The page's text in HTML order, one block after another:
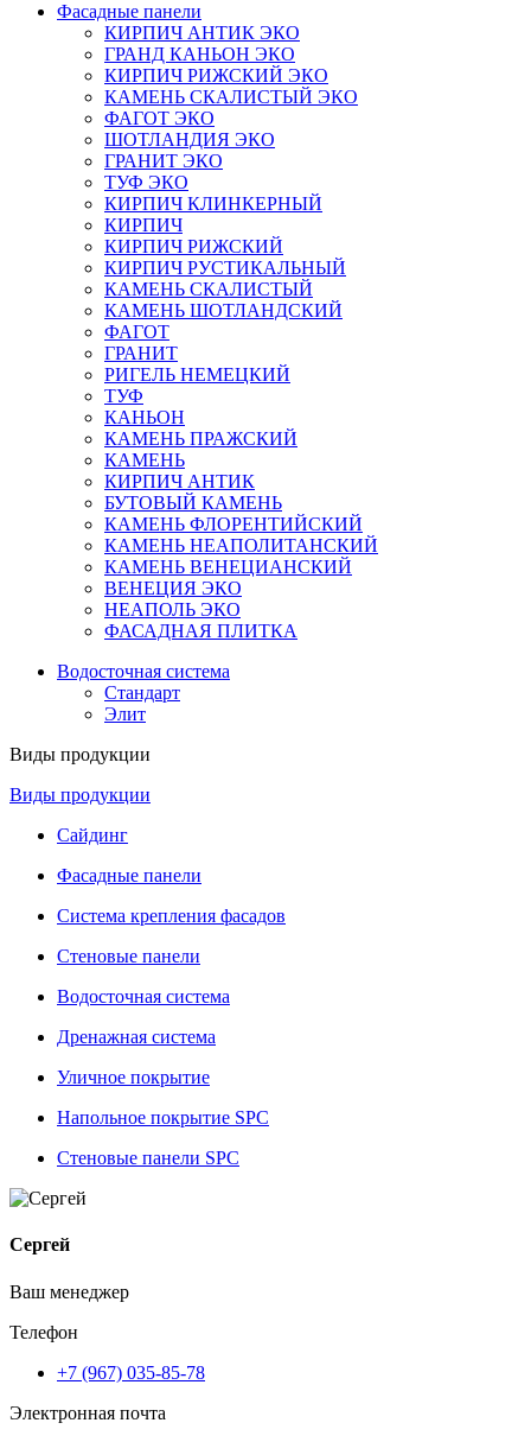
Фасадные панели
КИРПИЧ АНТИК ЭКО
ГРАНД КАНЬОН ЭКО
КИРПИЧ РИЖСКИЙ ЭКО
КАМЕНЬ СКАЛИСТЫЙ ЭКО
ФАГОТ ЭКО
ШОТЛАНДИЯ ЭКО
ГРАНИТ ЭКО
ТУФ ЭКО
КИРПИЧ КЛИНКЕРНЫЙ
КИРПИЧ
КИРПИЧ РИЖСКИЙ
КИРПИЧ РУСТИКАЛЬНЫЙ
КАМЕНЬ СКАЛИСТЫЙ
КАМЕНЬ ШОТЛАНДСКИЙ
ФАГОТ
ГРАНИТ
РИГЕЛЬ НЕМЕЦКИЙ
ТУФ
КАНЬОН
КАМЕНЬ ПРАЖСКИЙ
КАМЕНЬ
КИРПИЧ АНТИК
БУТОВЫЙ КАМЕНЬ
КАМЕНЬ ФЛОРЕНТИЙСКИЙ
КАМЕНЬ НЕАПОЛИТАНСКИЙ
КАМЕНЬ ВЕНЕЦИАНСКИЙ
ВЕНЕЦИЯ ЭКО
НЕАПОЛЬ ЭКО
ФАСАДНАЯ ПЛИТКА
Водосточная система
Стандарт
Элит
Виды продукции
Виды продукции
Сайдинг
Фасадные панели
Система крепления фасадов
Стеновые панели
Водосточная система
Дренажная система
Уличное покрытие
Напольное покрытие SPC
Стеновые панели SPC
Сергей
Ваш менеджер
Телефон
+7 (967) 035-85-78
Электронная почта